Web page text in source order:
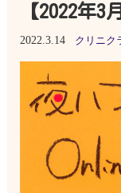
【2022年3
2022.3.14 クリニク